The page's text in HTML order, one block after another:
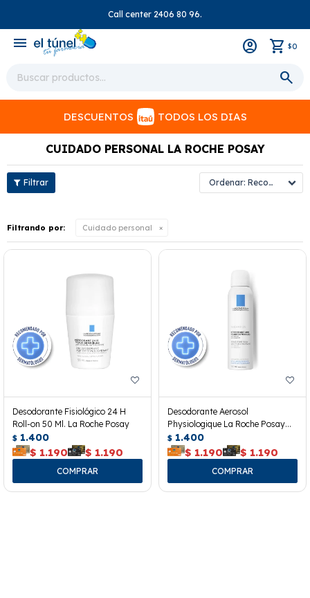
Call center 2406 80 96.
menu $0
DESCUENTOS TODOS LOS DIAS
CUIDADO PERSONAL LA ROCHE POSAY
Recomendados
Filtrando por: Cuidado personal
Desodorante Fisiológico 24 H
Roll-on 50 Ml. La Roche Posay
$ 1.400
$ 1.190 $ 1.190
Desodorante Aerosol
Physiologique La Roche Posay
150 Ml.
$ 1.400
$ 1.190 $ 1.190
close